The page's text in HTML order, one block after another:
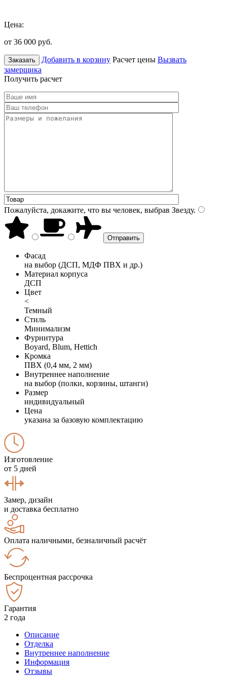
Цена:
от 36 000 руб.
Заказать Добавить в корзину Расчет цены Вызвать
замерщика
Получить расчет
Пожалуйста, докажите, что вы человек, выбрав Звезду.
Фасад
на выбор (ДСП, МДФ ПВХ и др.)
Материал корпуса
ДСП
Цвет
<
Темный
Стиль
Минимализм
Фурнитура
Boyard, Blum, Hettich
Кромка
ПВХ (0,4 мм, 2 мм)
Внутреннее наполнение
на выбор (полки, корзины, штанги)
Размер
индивидуальный
Цена
указана за базовую комплектацию
Изготовление
от 5 дней
Замер, дизайн
и доставка бесплатно
Оплата наличными, безналичный расчёт
Беспроцентная рассрочка
Гарантия
2 года
Описание
Отделка
Внутреннее наполнение
Информация
Отзывы